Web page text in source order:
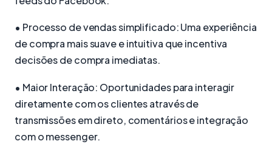
• Processo de vendas simplificado: Uma experiência
de compra mais suave e intuitiva que incentiva
decisões de compra imediatas.
• Maior Interação: Oportunidades para interagir
diretamente com os clientes através de
transmissões em direto, comentários e integração
com o messenger.